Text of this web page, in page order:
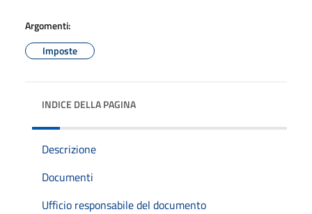
Argomenti:
Imposte
INDICE DELLA PAGINA
Descrizione
Documenti
Ufficio responsabile del documento